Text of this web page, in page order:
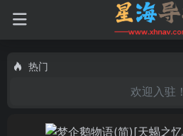
热门
欢迎入驻！